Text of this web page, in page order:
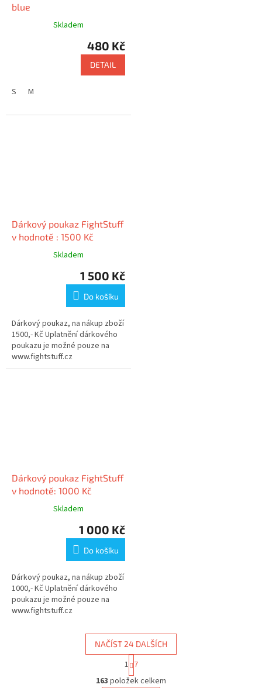
blue
Skladem
480 Kč
DETAIL
S M
Dárkový poukaz FightStuff
v hodnotě : 1500 Kč
Skladem
1 500 Kč
Do košíku
Dárkový poukaz, na nákup zboží
1500,- Kč Uplatnění dárkového
poukazu je možné pouze na
www.fightstuff.cz
Dárkový poukaz FightStuff
v hodnotě: 1000 Kč
Skladem
1 000 Kč
Do košíku
Dárkový poukaz, na nákup zboží
1000,- Kč Uplatnění dárkového
poukazu je možné pouze na
www.fightstuff.cz
O
NAČÍST 24 DALŠÍCH
S
t
r
1 7
163 položek celkem